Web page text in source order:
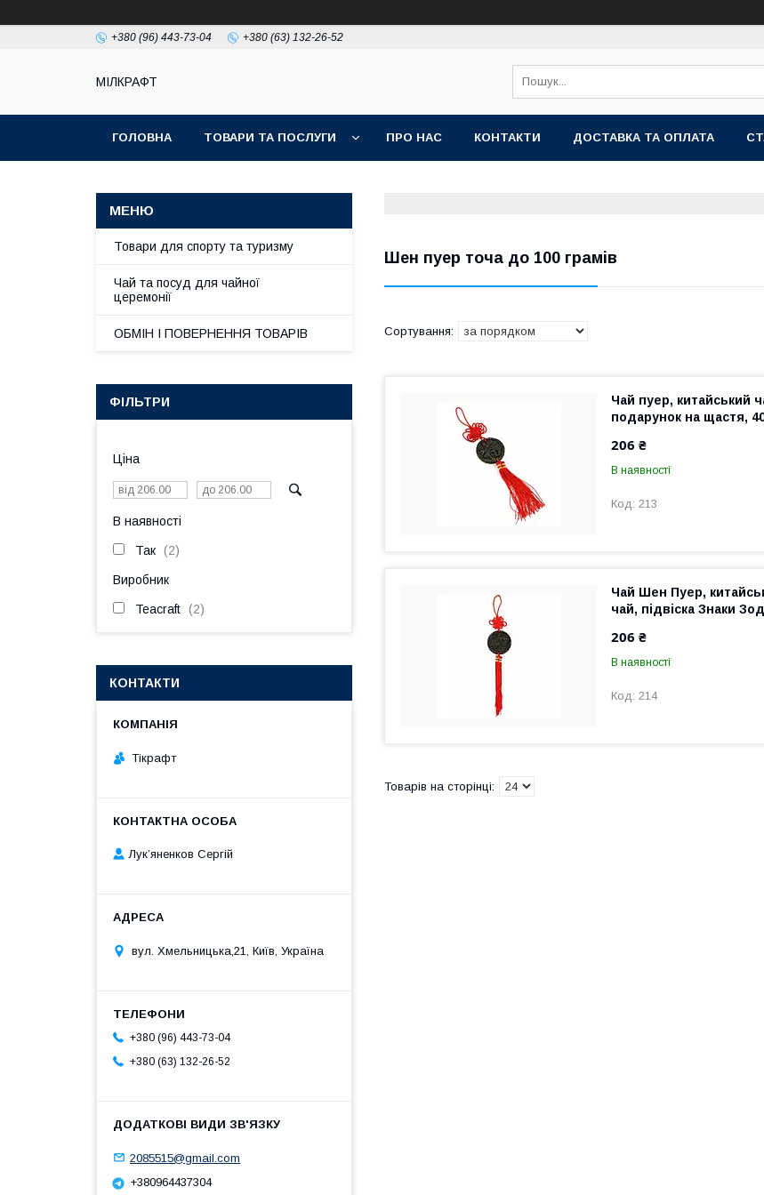
+380 (96) 443-73-04 +380 (63) 132-26-52
МІЛКРАФТ
ГОЛОВНА ТОВАРИ ТА ПОСЛУГИ ПРО НАС КОНТАКТИ ДОСТАВКА ТА ОПЛАТА
Шен пуер точа до 100 грамів
Чай пуер, китайський
подарунок на щастя,
206 ₴
В наявності
213
Чай Шен Пуер,
чай, підвіска Знаки
206 ₴
В наявності
214
Товари для спорту та туризму
Чай та посуд для чайної
церемонії
ОБМІН І ПОВЕРНЕННЯ ТОВАРІВ
ФІЛЬТРИ
Ціна
В наявності
Так 2
Виробник
Teacraft 2
КОНТАКТИ
Тікрафт
Лук’яненков Сергій
вул. Хмельницька,21, Київ, Україна
+380 (96) 443-73-04
+380 (63) 132-26-52
2085515@gmail.com
+380964437304